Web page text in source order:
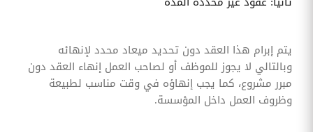
يتم إبرام هذا العقد دون تحديد ميعاد محدد لإنهائه
وبالتالي لا يجوز للموظف أو لصاحب العمل إنهاء العقد دون
مبرر مشروع، كما يجب إنهاؤه في وقت مناسب لطبيعة
وظروف العمل داخل المؤسسة.